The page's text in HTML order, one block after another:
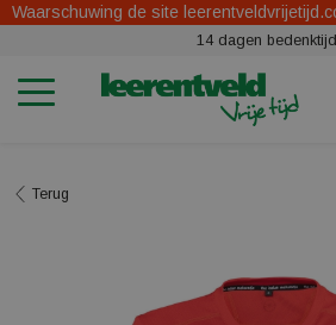
14 dagen bedenktijd
Terug